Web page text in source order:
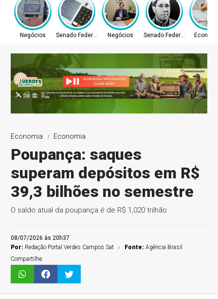
Negócios Senado Federal Negócios Senado Federal
Economia Economia
Poupança: saques
superam depósitos em R$
39,3 bilhões no semestre
O saldo atual da poupança é de R$ 1,020 trilhão
08/07/2026 às 20h37
Por: Redação Portal Verdes Campos Sat Fonte:Agência Brasil
Compartilhe: